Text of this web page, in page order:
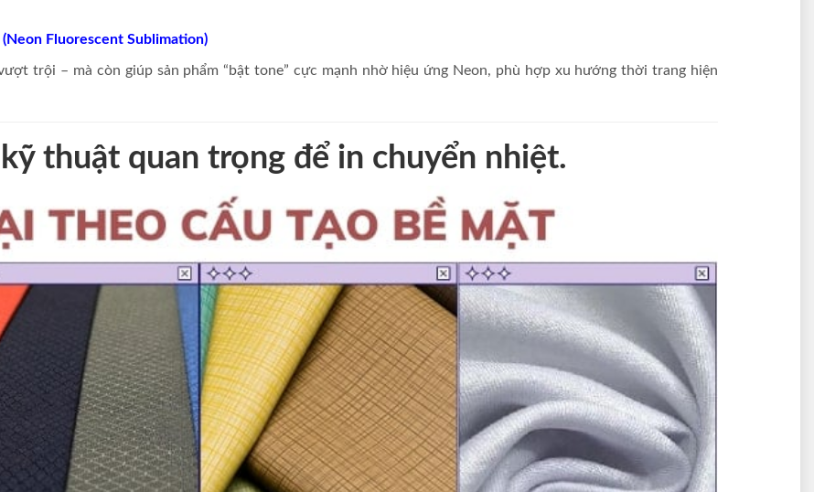
Fluorescent Sublimation)
trội – mà còn giúp sản phẩm “bật tone” cực mạnh nhờ hiệu ứng Neon, phù hợp xu hướng thời trang hiện
thuật quan trọng để in chuyển nhiệt.